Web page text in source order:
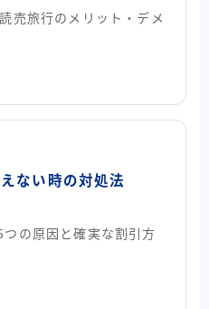
売旅行のメリット・デメ
ない時の対処法
の原因と確実な割引方